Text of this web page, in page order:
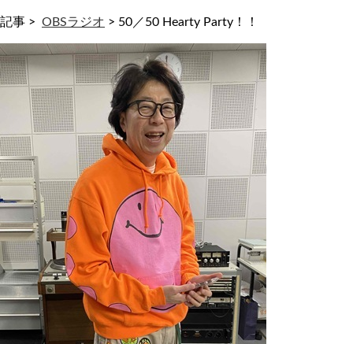
記事 > OBSラジオ > 50／50 Hearty Party！！